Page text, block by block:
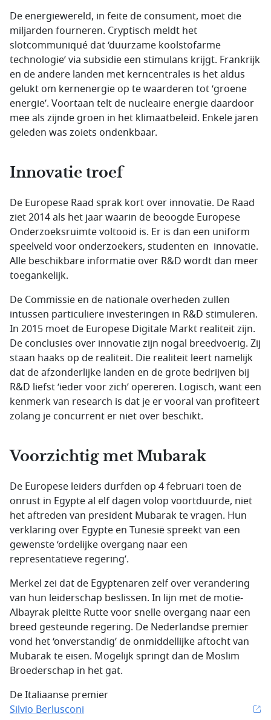
De energiewereld, in feite de consument, moet die
miljarden fourneren. Cryptisch meldt het
slotcommuniqué dat ‘duurzame koolstofarme
technologie’ via subsidie een stimulans krijgt. Frankrijk
en de andere landen met kerncentrales is het aldus
gelukt om kernenergie op te waarderen tot ‘groene
energie’. Voortaan telt de nucleaire energie daardoor
mee als zijnde groen in het klimaatbeleid. Enkele jaren
geleden was zoiets ondenkbaar.
Innovatie troef
De Europese Raad sprak kort over innovatie. De Raad
ziet 2014 als het jaar waarin de beoogde Europese
Onderzoeksruimte voltooid is. Er is dan een uniform
speelveld voor onderzoekers, studenten en innovatie.
Alle beschikbare informatie over R&D wordt dan meer
toegankelijk.
De Commissie en de nationale overheden zullen
intussen particuliere investeringen in R&D stimuleren.
In 2015 moet de Europese Digitale Markt realiteit zijn.
De conclusies over innovatie zijn nogal breedvoerig. Zij
staan haaks op de realiteit. Die realiteit leert namelijk
dat de afzonderlijke landen en de grote bedrijven bij
R&D liefst ‘ieder voor zich’ opereren. Logisch, want een
kenmerk van research is dat je er vooral van profiteert
zolang je concurrent er niet over beschikt.
Voorzichtig met Mubarak
De Europese leiders durfden op 4 februari toen de
onrust in Egypte al elf dagen volop voortduurde, niet
het aftreden van president Mubarak te vragen. Hun
verklaring over Egypte en Tunesië spreekt van een
gewenste ‘ordelijke overgang naar een
representatieve regering’.
Merkel zei dat de Egyptenaren zelf over verandering
van hun leiderschap beslissen. In lijn met de motie-
Albayrak pleitte Rutte voor snelle overgang naar een
breed gesteunde regering. De Nederlandse premier
vond het ‘onverstandig’ de onmiddellijke aftocht van
Mubarak te eisen. Mogelijk springt dan de Moslim
Broederschap in het gat.
De Italiaanse premier
Silvio Berlusconi